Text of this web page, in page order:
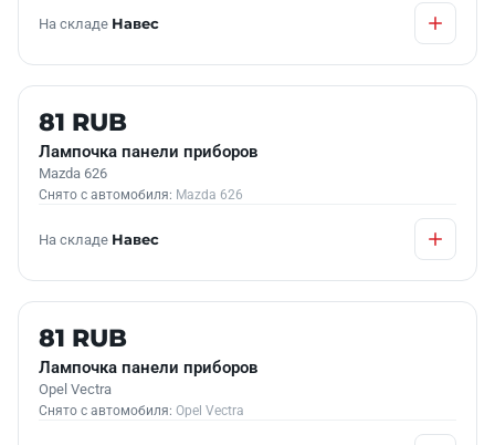
На складе Навес
Б/У В НАЛИЧИИ
81 RUB
Лампочка панели приборов
Mazda 626
Снято с автомобиля: Mazda 626
На складе Навес
Б/У В НАЛИЧИИ
81 RUB
Лампочка панели приборов
Opel Vectra
Снято с автомобиля: Opel Vectra